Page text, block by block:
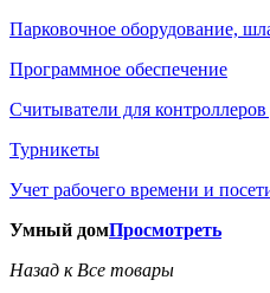
Парковочное оборудование,
Программное обеспечение
Считыватели для
Турникеты
Учет рабочего времени и
Умный домПросмотреть
Назад к Все товары